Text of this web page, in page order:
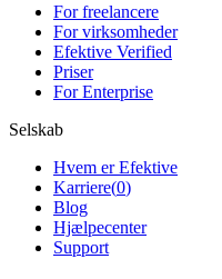
For freelancere
For virksomheder
Efektive Verified
Priser
For Enterprise
Selskab
Hvem er Efektive
Karriere(0)
Blog
Hjælpecenter
Support